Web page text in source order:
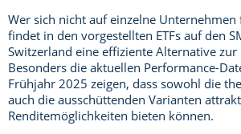
Wer sich nicht auf einzelne Unternehmen
findet in den vorgestellten ETFs auf den
Switzerland eine effiziente Alternative zur
Besonders die aktuellen Performance-
Frühjahr 2025 zeigen, dass sowohl die
auch die ausschüttenden Varianten
Renditemöglichkeiten bieten können.